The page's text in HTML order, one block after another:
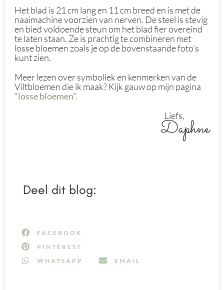
Het blad is 21 cm lang en 11 cm breed en is met de
naaimachine voorzien van nerven. De steel is stevig
en bied voldoende steun om het blad fier overeind
te laten staan. Ze is prachtig te combineren met
losse bloemen zoals je op de bovenstaande foto’s
kunt zien.
Meer lezen over symboliek en kenmerken van de
Viltbloemen die ik maak? Kijk gauw op mijn pagina
“losse bloemen”.
Liefs,
Daphne
Deel dit blog:
FACEBOOK
PINTEREST
WHATSAPP
EMAIL